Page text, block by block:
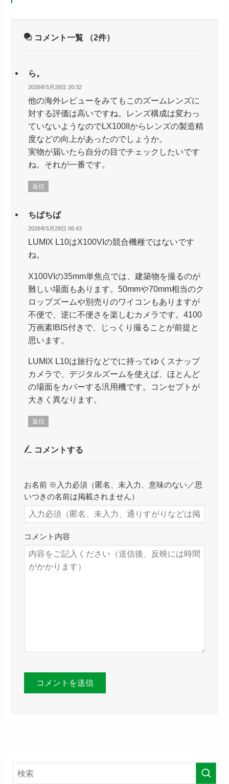
コメント一覧 （2件）
ら。
2026年5月28日 20:32
他の海外レビューをみてもこのズームレンズに
対する評価は高いですね。レンズ構成は変わっ
ていないようなのでLX100IIからレンズの製造精
度などの向上があったのでしょうか。
実物が届いたら自分の目でチェックしたいです
ね。それが一番です。
返信
ちばちば
2026年5月29日 06:43
LUMIX L10はX100VIの競合機種ではないです
ね。
X100VIの35mm単焦点では、建築物を撮るのが
難しい場面もあります。50mmや70mm相当のク
ロップズームや別売りのワイコンもありますが
不便で、逆に不便さを楽しむカメラです。4100
万画素IBIS付きで、じっくり撮ることが前提と
思います。
LUMIX L10は旅行などでに持ってゆくスナップ
カメラで、デジタルズームを使えば、ほとんど
の場面をカバーする汎用機です。コンセプトが
大きく異なります。
返信
コメントする
お名前 ※入力必須（匿名、未入力、意味のない／思
いつきの名前は掲載されません）
コメント内容